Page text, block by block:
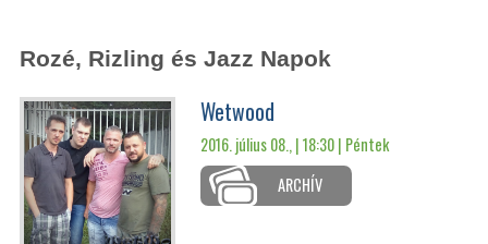
Rozé, Rizling és Jazz Napok
Wetwood
2016. július 08., | 18:30 | Péntek
ARCHÍV